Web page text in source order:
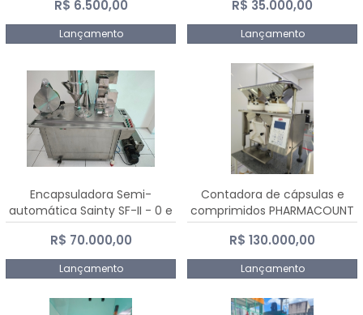
R$ 6.500,00
Lançamento
R$ 35.000,00
Lançamento
Encapsuladora Semi-
automática Sainty SF-II - 0 e
00
R$ 70.000,00
Lançamento
Contadora de cápsulas e
comprimidos PHARMACOUNT
- 2-2R3
R$ 130.000,00
Lançamento